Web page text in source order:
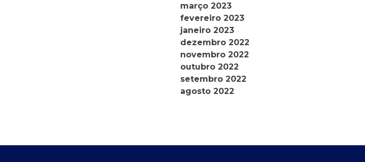
março 2023
fevereiro 2023
janeiro 2023
dezembro 2022
novembro 2022
outubro 2022
setembro 2022
agosto 2022